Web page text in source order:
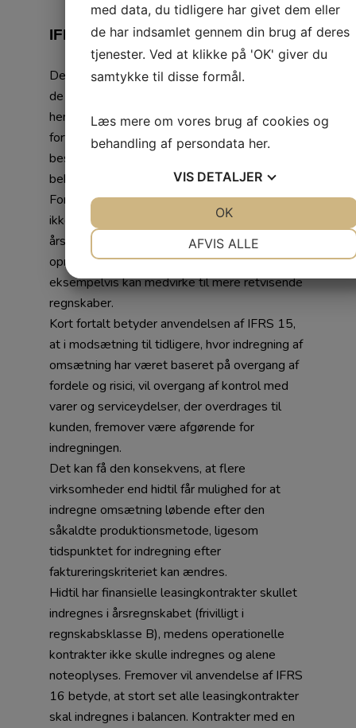
IFRS 15 og 16
Der vil fremover være mulighed for at anvende
de to internationale regnskabsstandarder,
henholdsvis IFRS 15 og 16, som
fortolkningsbidrag til årsregnskabslovens
bestemmelser om indregning af omsætning og
behandling af leasing.
For mange virksomheder vil denne mulighed
ikke have nogen væsentlig betydning for
årsregnskabet, men det er vigtigt at være
opmærksom på de nye muligheder, når disse
eksempelvis kan medvirke til mere retvisende
regnskaber.
Kort fortalt betyder anvendelsen af IFRS 15,
at i modsætning til tidligere, hvor indregning af
omsætning har været baseret på overgang af
fordele og risici, vil overgang af kontrol med
varer og serviceydelser, der overdrages til
kunden, fremover være afgørende for
indregningen.
Det kan få den konsekvens, at flere
virksomheder end hidtil får mulighed for at
indregne omsætning løbende efter den
såkaldte produktionsmetode, ligesom
tidspunktet for indregning efter
faktureringskriteriet kan ændres.
Hidtil har finansielle leasingkontrakter skullet
indregnes i årsregnskabet (frivilligt i
regnskabsklasse B), medens operationelle
kontrakter ikke skulle indregnes og alene
noteoplyses. Fremover vil anvendelse af IFRS
16 betyde, at stort set alle leasingkontrakter
skal indregnes i balancen. Kontrakter med en
med data, du tidligere har givet dem eller
de har indsamlet gennem din brug af deres
tjenester. Ved at klikke på 'OK' giver du
samtykke til disse formål.
Læs mere om vores brug af cookies og
behandling af persondata her.
VIS DETALJER
AFVIS ALLE
OK